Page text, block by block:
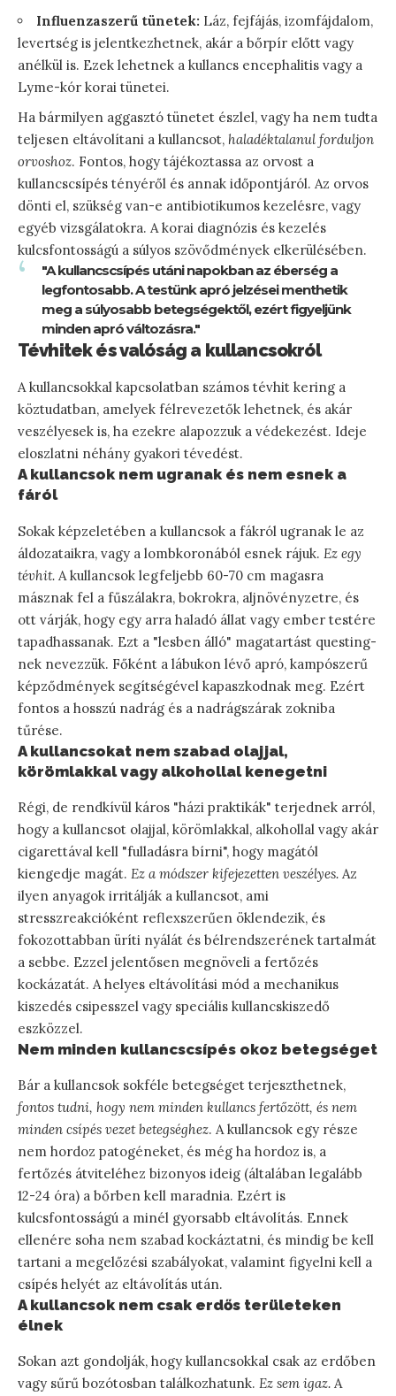
Influenzaszerű tünetek: Láz, fejfájás, izomfájdalom,
levertség is jelentkezhetnek, akár a bőrpír előtt vagy
anélkül is. Ezek lehetnek a kullancs encephalitis vagy a
Lyme-kór korai tünetei.
Ha bármilyen aggasztó tünetet észlel, vagy ha nem tudta
teljesen eltávolítani a kullancsot, haladéktalanul forduljon
orvoshoz. Fontos, hogy tájékoztassa az orvost a
kullancscsípés tényéről és annak időpontjáról. Az orvos
dönti el, szükség van-e antibiotikumos kezelésre, vagy
egyéb vizsgálatokra. A korai diagnózis és kezelés
kulcsfontosságú a súlyos szövődmények elkerülésében.
"A kullancscsípés utáni napokban az éberség a
legfontosabb. A testünk apró jelzései menthetik
meg a súlyosabb betegségektől, ezért figyeljünk
minden apró változásra."
Tévhitek és valóság a kullancsokról
A kullancsokkal kapcsolatban számos tévhit kering a
köztudatban, amelyek félrevezetők lehetnek, és akár
veszélyesek is, ha ezekre alapozzuk a védekezést. Ideje
eloszlatni néhány gyakori tévedést.
A kullancsok nem ugranak és nem esnek a
fáról
Sokak képzeletében a kullancsok a fákról ugranak le az
áldozataikra, vagy a lombkoronából esnek rájuk. Ez egy
tévhit. A kullancsok legfeljebb 60-70 cm magasra
másznak fel a fűszálakra, bokrokra, aljnövényzetre, és
ott várják, hogy egy arra haladó állat vagy ember testére
tapadhassanak. Ezt a "lesben álló" magatartást questing-
nek nevezzük. Főként a lábukon lévő apró, kampószerű
képződmények segítségével kapaszkodnak meg. Ezért
fontos a hosszú nadrág és a nadrágszárak zokniba
tűrése.
A kullancsokat nem szabad olajjal,
körömlakkal vagy alkohollal kenegetni
Régi, de rendkívül káros "házi praktikák" terjednek arról,
hogy a kullancsot olajjal, körömlakkal, alkohollal vagy akár
cigarettával kell "fulladásra bírni", hogy magától
kiengedje magát. Ez a módszer kifejezetten veszélyes. Az
ilyen anyagok irritálják a kullancsot, ami
stresszreakcióként reflexszerűen öklendezik, és
fokozottabban üríti nyálát és bélrendszerének tartalmát
a sebbe. Ezzel jelentősen megnöveli a fertőzés
kockázatát. A helyes eltávolítási mód a mechanikus
kiszedés csipesszel vagy speciális kullancskiszedő
eszközzel.
Nem minden kullancscsípés okoz betegséget
Bár a kullancsok sokféle betegséget terjeszthetnek,
fontos tudni, hogy nem minden kullancs fertőzött, és nem
minden csípés vezet betegséghez. A kullancsok egy része
nem hordoz patogéneket, és még ha hordoz is, a
fertőzés átviteléhez bizonyos ideig (általában legalább
12-24 óra) a bőrben kell maradnia. Ezért is
kulcsfontosságú a minél gyorsabb eltávolítás. Ennek
ellenére soha nem szabad kockáztatni, és mindig be kell
tartani a megelőzési szabályokat, valamint figyelni kell a
csípés helyét az eltávolítás után.
A kullancsok nem csak erdős területeken
élnek
Sokan azt gondolják, hogy kullancsokkal csak az erdőben
vagy sűrű bozótosban találkozhatunk. Ez sem igaz. A